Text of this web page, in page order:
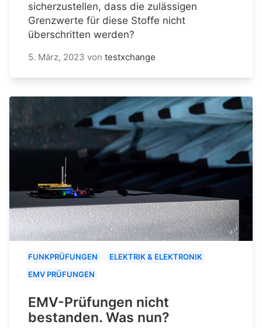
sicherzustellen, dass die zulässigen
Grenzwerte für diese Stoffe nicht
überschritten werden?
5. März, 2023 von testxchange
FUNKPRÜFUNGEN
ELEKTRIK & ELEKTRONIK
EMV PRÜFUNGEN
EMV-Prüfungen nicht
bestanden. Was nun?